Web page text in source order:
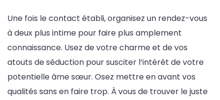
Une fois le contact établi, organisez un rendez-vous
à deux plus intime pour faire plus amplement
connaissance. Usez de votre charme et de vos
atouts de séduction pour susciter l’intérêt de votre
potentielle âme sœur. Osez mettre en avant vos
qualités sans en faire trop. À vous de trouver le juste